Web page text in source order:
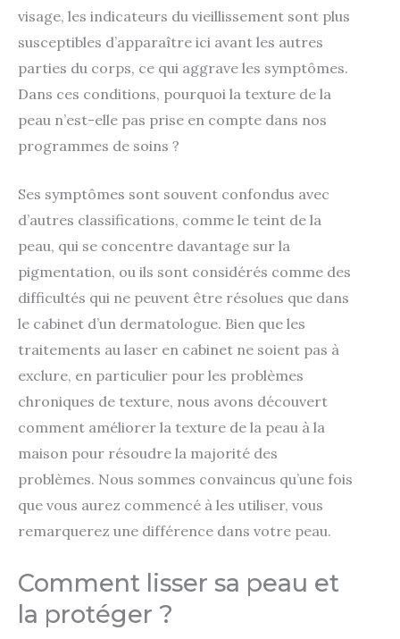
visage, les indicateurs du vieillissement sont plus
susceptibles d’apparaître ici avant les autres
parties du corps, ce qui aggrave les symptômes.
Dans ces conditions, pourquoi la texture de la
peau n’est-elle pas prise en compte dans nos
programmes de soins ?
Ses symptômes sont souvent confondus avec
d’autres classifications, comme le teint de la
peau, qui se concentre davantage sur la
pigmentation, ou ils sont considérés comme des
difficultés qui ne peuvent être résolues que dans
le cabinet d’un dermatologue. Bien que les
traitements au laser en cabinet ne soient pas à
exclure, en particulier pour les problèmes
chroniques de texture, nous avons découvert
comment améliorer la texture de la peau à la
maison pour résoudre la majorité des
problèmes. Nous sommes convaincus qu’une fois
que vous aurez commencé à les utiliser, vous
remarquerez une différence dans votre peau.
Comment lisser sa peau et
la protéger ?